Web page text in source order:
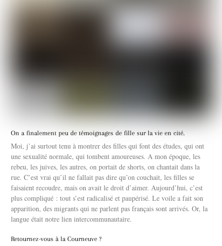
On a finalement peu de témoignages de fille sur la vie en cité.
Moi, j’ai surtout tenu à montrer des filles qui font des études, qui ont
une sexualité normale, qui tombent amoureuses. A mon époque, les
rebeu, les juives, les autres, on portait de shorts, on chantait dans la
rue. C’est vrai qu’il ne fallait pas dire qu’on couchait, les filles se
faisaient recoudre, mais on avait le droit d’aimer. Aujourd’hui, c’est
plus compliqué : tout s’est radicalisé et paupérisé. Le voile a fait son
apparition, des migrants qui ne parlent pas français sont arrivés. Or, la
langue était notre lien intercommunautaire.
Retournez-vous à la Courneuve ?